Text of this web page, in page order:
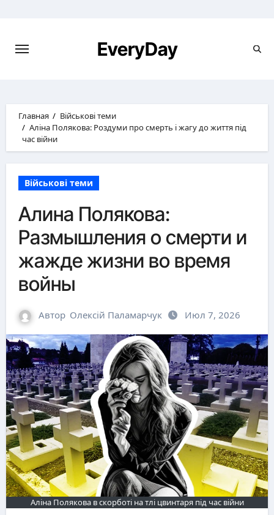
EveryDay
Главная
Військові теми
Аліна Полякова: Роздуми про смерть і жагу до життя під
час війни
Військові теми
Алина Полякова:
Размышления о смерти и
жажде жизни во время
войны
Автор Олексій Паламарчук Июл 7, 2026
Аліна Полякова в скорботі на тлі цвинтаря під час війни